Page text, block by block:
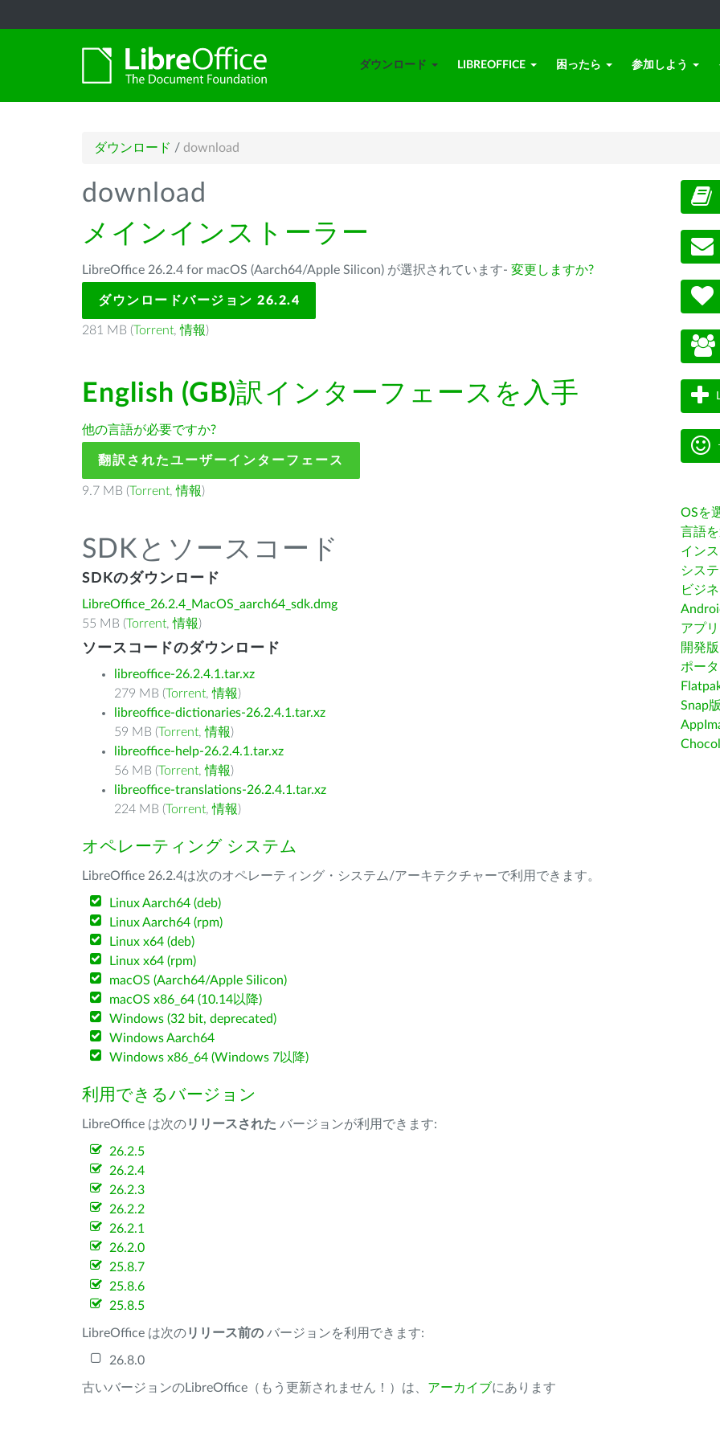
ダウンロード LIBREOFFICE 困ったら 参加しよう
ダウンロード / download
download
メインインストーラー
LibreOffice 26.2.4 for macOS (Aarch64/Apple Silicon) が選択されています- 変更しますか?
ダウンロードバージョン 26.2.4
281 MB (Torrent,情報)
English (GB)訳インターフェースを入手
他の言語が必要ですか?
翻訳されたユーザーインターフェース
9.7 MB (Torrent,情報)
SDKとソースコード
SDKのダウンロード
LibreOffice_26.2.4_MacOS_aarch64_sdk.dmg
55 MB (Torrent,情報)
ソースコードのダウンロード
libreoffice-26.2.4.1.tar.xz
279 MB (Torrent,情報)
libreoffice-dictionaries-26.2.4.1.tar.xz
59 MB (Torrent,情報)
libreoffice-help-26.2.4.1.tar.xz
56 MB (Torrent,情報)
libreoffice-translations-26.2.4.1.tar.xz
224 MB (Torrent,情報)
オペレーティング システム
LibreOffice 26.2.4は次のオペレーティング・システム/アーキテクチャーで利用できます。
Linux Aarch64 (deb)
Linux Aarch64 (rpm)
Linux x64 (deb)
Linux x64 (rpm)
macOS (Aarch64/Apple Silicon)
macOS x86_64 (10.14以降)
Windows (32 bit, deprecated)
Windows Aarch64
Windows x86_64 (Windows 7以降)
利用できるバージョン
LibreOffice は次のリリースされた バージョンが利用できます:
26.2.5
26.2.4
26.2.3
26.2.2
26.2.1
26.2.0
25.8.7
25.8.6
25.8.5
LibreOffice は次のリリース前の バージョンを利用できます:
26.8.0
古いバージョンのLibreOffice（もう更新されません！）は、 アーカイブにあります
OSを
言語
イン
シス
ビジ
アプ
開発版
ポー
Snap版